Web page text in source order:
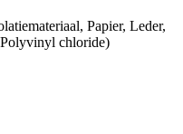
Papier, Leder,
chloride)